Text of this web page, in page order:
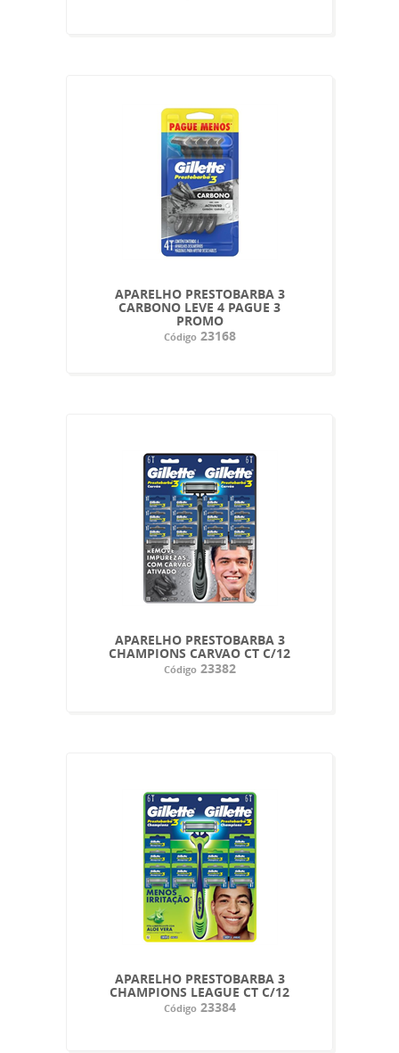
APARELHO PRESTOBARBA 3
CARBONO LEVE 4 PAGUE 3
PROMO
Código23168
APARELHO PRESTOBARBA 3
CHAMPIONS CARVAO CT C/12
Código23382
APARELHO PRESTOBARBA 3
CHAMPIONS LEAGUE CT C/12
Código23384